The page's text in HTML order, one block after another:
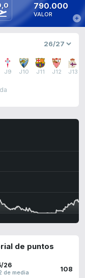
790.000
VALOR
J9 J10 J11 J12 J13
de puntos
26
de media 108